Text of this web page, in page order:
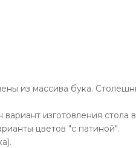
из массива бука.
изготовления
цветов "с патиной".